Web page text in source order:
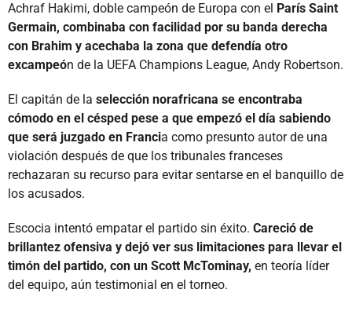
Achraf Hakimi, doble campeón de Europa con el París Saint
Germain, combinaba con facilidad por su banda derecha
con Brahim y acechaba la zona que defendía otro
excampeón de la UEFA Champions League, Andy Robertson.
El capitán de la selección norafricana se encontraba
cómodo en el césped pese a que empezó el día sabiendo
que será juzgado en Francia como presunto autor de una
violación después de que los tribunales franceses
rechazaran su recurso para evitar sentarse en el banquillo de
los acusados.
Escocia intentó empatar el partido sin éxito. Careció de
brillantez ofensiva y dejó ver sus limitaciones para llevar el
timón del partido, con un Scott McTominay, en teoría líder
del equipo, aún testimonial en el torneo.